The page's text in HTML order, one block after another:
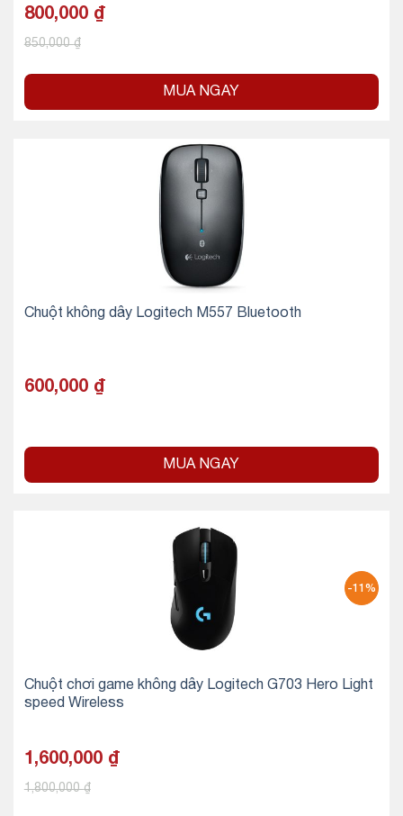
800,000 ₫
850,000₫
MUA NGAY
Chuột không dây Logitech M557 Bluetooth
600,000 ₫
MUA NGAY
-11%
Chuột chơi game không dây Logitech G703 Hero Light
speed Wireless
1,600,000 ₫
1,800,000₫